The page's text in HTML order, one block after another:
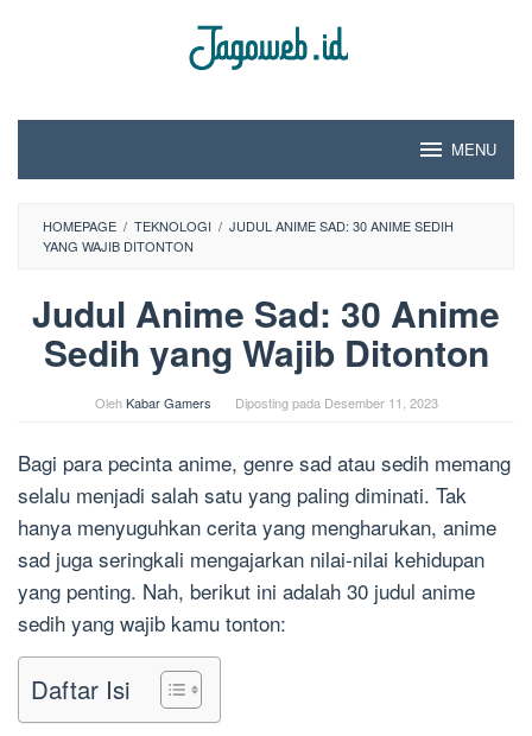
MENU
HOMEPAGE / TEKNOLOGI / JUDUL ANIME SAD: 30 ANIME SEDIH
YANG WAJIB DITONTON
Judul Anime Sad: 30 Anime
Sedih yang Wajib Ditonton
OlehKabar Gamers Diposting pada Desember 11, 2023
Bagi para pecinta anime, genre sad atau sedih memang
selalu menjadi salah satu yang paling diminati. Tak
hanya menyuguhkan cerita yang mengharukan, anime
sad juga seringkali mengajarkan nilai-nilai kehidupan
yang penting. Nah, berikut ini adalah 30 judul anime
sedih yang wajib kamu tonton:
Daftar Isi